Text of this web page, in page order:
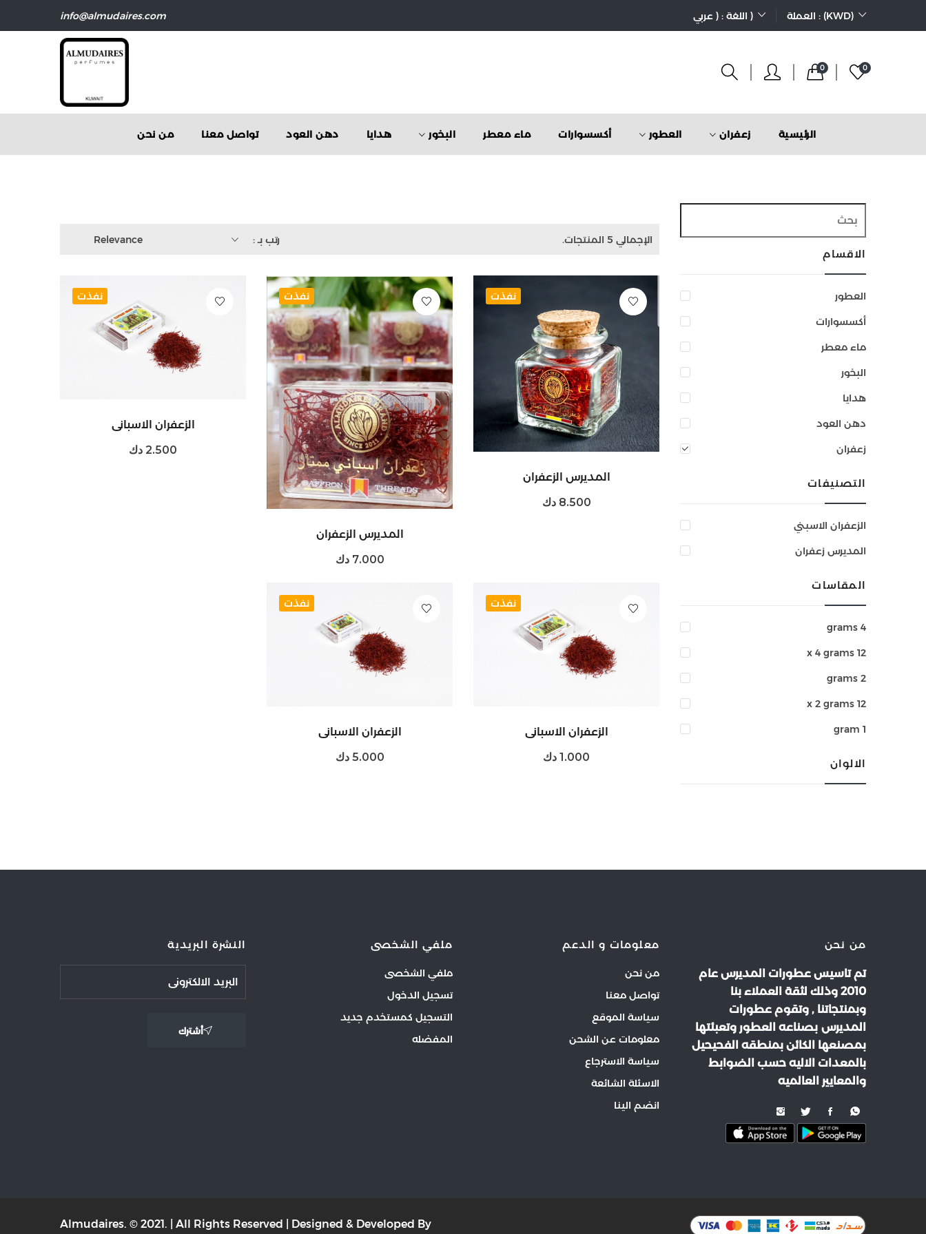
info@almudaires.com اللغة : ( عربي ) العملة : (KWD)
0 0
الرئيسية زعفران العطور أكسسوارات ماء معطر البخور هدايا دهن العود تواصل معنا من نحن
الإجمالي 5 المنتجات. رتب بـ : Relevance
نفذت
المديرس الزعفران
8.500 دك
نفذت
المديرس الزعفران
7.000 دك
نفذت
الزعفران الاسباني
2.500 دك
نفذت
الزعفران الاسباني
1.000 دك
نفذت
الزعفران الاسباني
5.000 دك
الاقسام
العطور
أكسسوارات
ماء معطر
البخور
هدايا
دهن العود
زعفران
التصنيفات
الزعفران الاسبني
المديرس زعفران
المقاسات
4 grams
12 x 4 grams
2 grams
12 x 2 grams
1 gram
الالوان
من نحن
تم تاسيس عطورات المديرس عام
2010 وذلك لثقة العملاء بنا
وبمنتجاتنا , وتقوم عطورات
المديرس بصناعه العطور وتعبئتها
بمصنعها الكائن بمنطقه الفحيحيل
بالمعدات الاليه حسب الضوابط
والمعايير العالميه
معلومات و الدعم
من نحن
تواصل معنا
سياسة الموقع
معلومات عن الشحن
سياسة الاسترجاع
الاسئلة الشائعة
انضم الينا
ملفي الشخصى
ملفي الشخصى
تسجيل الدخول
التسجيل كمستخدم جديد
المفضله
النشرة البريدية
أشترك
Almudaires. © 2021. | All Rights Reserved | Designed & Developed By